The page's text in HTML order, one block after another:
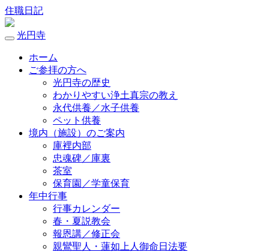
住職日記
光円寺
ホーム
ご参拝の方へ
光円寺の歴史
わかりやすい浄土真宗の教え
永代供養／水子供養
ペット供養
境内（施設）のご案内
庫裡内部
忠魂碑／庫裏
茶室
保育園／学童保育
年中行事
行事カレンダー
春・夏説教会
報恩講／修正会
親鸞聖人・蓮如上人御命日法要